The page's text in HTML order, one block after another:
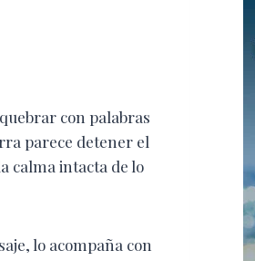
con palabras
parece detener el
calma intacta de lo
lo acompaña con